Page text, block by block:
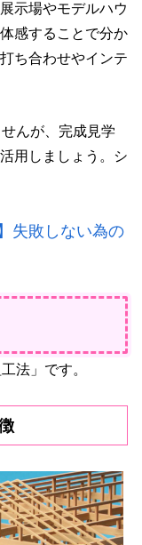
示場やモデルハウ
感することで分か
ち合わせやインテ
んが、完成見学
用しましょう。シ
失敗しない為の
法」です。